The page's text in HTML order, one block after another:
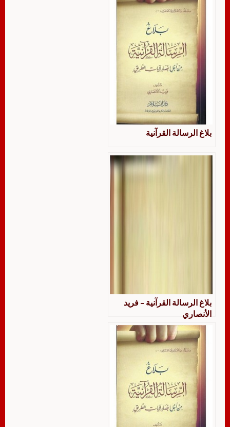
بلاغ الرسالة القرآنية
بلاغ الرسالة القرآنية – فريد
الأنصاري